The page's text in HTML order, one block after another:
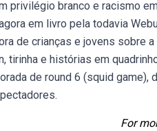
privilégio branco e racismo
em livro pela todavia
de crianças e jovens sobre
tirinha e histórias em
de round 6 (squid
For